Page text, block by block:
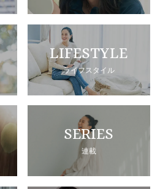
LIFESTYLE
ライフスタイル
SERIES
連載